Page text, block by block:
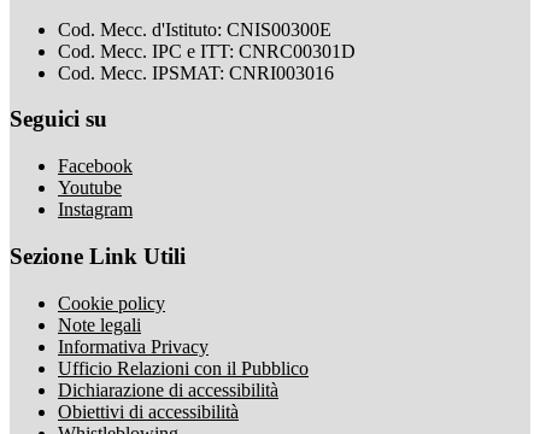
Cod. Mecc. d'Istituto: CNIS00300E
Cod. Mecc. IPC e ITT: CNRC00301D
Cod. Mecc. IPSMAT: CNRI003016
Seguici su
Facebook
Youtube
Instagram
Sezione Link Utili
Cookie policy
Note legali
Informativa Privacy
Ufficio Relazioni con il Pubblico
Dichiarazione di accessibilità
Obiettivi di accessibilità